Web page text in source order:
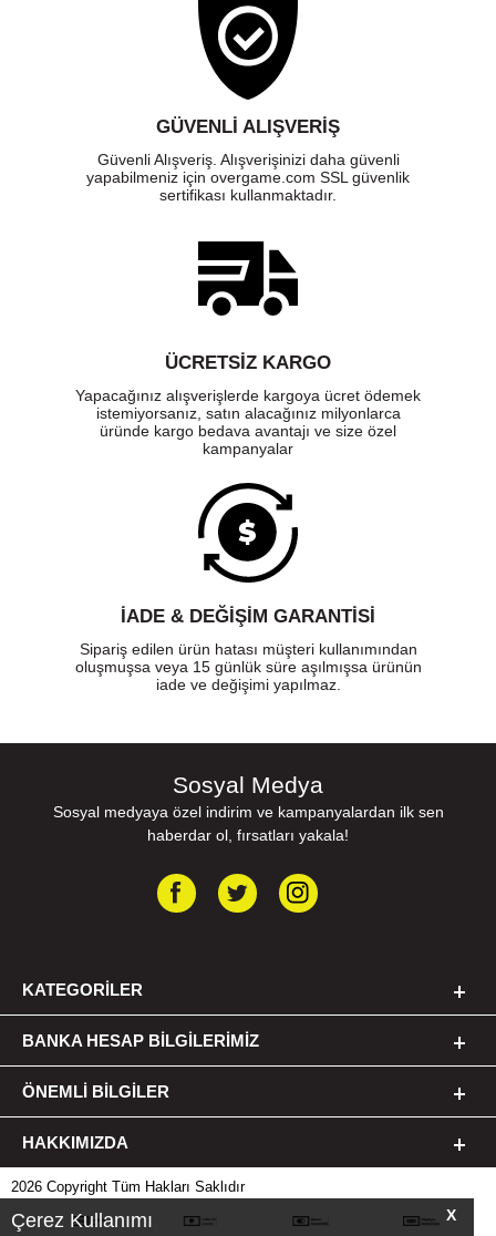
X
Çerez Kullanımı
GÜVENLI ALIŞVERIŞ
Güvenli Alışveriş. Alışverişinizi daha güvenli
yapabilmeniz için overgame.com SSL güvenlik
sertifikası kullanmaktadır.
ÜCRETSIZ KARGO
Yapacağınız alışverişlerde kargoya ücret ödemek
istemiyorsanız, satın alacağınız milyonlarca
üründe kargo bedava avantajı ve size özel
kampanyalar
İADE & DEĞİŞİM GARANTİSİ
Sipariş edilen ürün hatası müşteri kullanımından
oluşmuşsa veya 15 günlük süre aşılmışsa ürünün
iade ve değişimi yapılmaz.
Sosyal Medya
Sosyal medyaya özel indirim ve kampanyalardan ilk sen
haberdar ol, fırsatları yakala!
KATEGORILER
BANKA HESAP BILGILERIMIZ
ÖNEMLI BILGILER
HAKKIMIZDA
2026 Copyright Tüm Hakları Saklıdır